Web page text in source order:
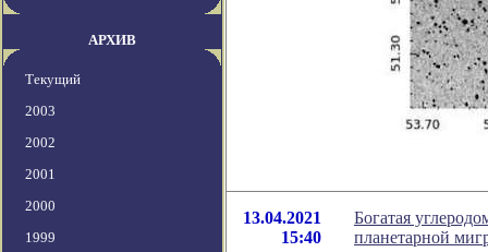
АРХИВ
Текущий
2003
2002
2001
2000
1999
13.04.2021
15:40
Богатая
планетарной